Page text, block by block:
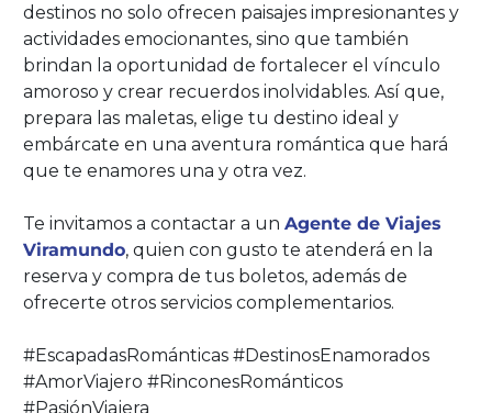
destinos no solo ofrecen paisajes impresionantes y
actividades emocionantes, sino que también
brindan la oportunidad de fortalecer el vínculo
amoroso y crear recuerdos inolvidables. Así que,
prepara las maletas, elige tu destino ideal y
embárcate en una aventura romántica que hará
que te enamores una y otra vez.
Te invitamos a contactar a un Agente de Viajes
Viramundo, quien con gusto te atenderá en la
reserva y compra de tus boletos, además de
ofrecerte otros servicios complementarios.
#EscapadasRománticas #DestinosEnamorados
#AmorViajero #RinconesRománticos
#PasiónViajera